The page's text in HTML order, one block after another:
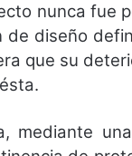
nunca fue
diseño
que su
mediante